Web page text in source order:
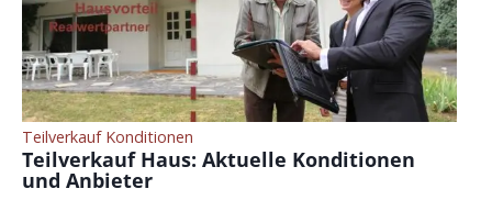
Teilverkauf Konditionen
Teilverkauf Haus: Aktuelle Konditionen
und Anbieter